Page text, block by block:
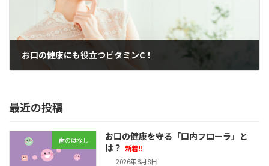
お口の健康にも役立つビタミンC！
最近の投稿
歯のはなし
お口の健康を守る「口内フローラ」と
は？ 新着!!
2026年8月8日